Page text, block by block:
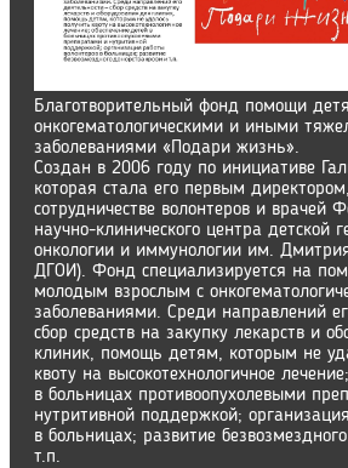
Благотворительный фонд помощи
онкогематологическими и иными
заболеваниями «Подари жизнь».
Создан в 2006 году по инициативе
которая стала его первым
сотрудничестве волонтеров и врачей
научно-клинического центра детской
онкологии и иммунологии им.
ДГОИ). Фонд специализируется на
молодым взрослым с
заболеваниями. Среди направлений
сбор средств на закупку лекарств и
клиник, помощь детям, которым не
квоту на высокотехнологичное
в больницах противоопухолевыми
нутритивной поддержкой;
в больницах; развитие
т.п.